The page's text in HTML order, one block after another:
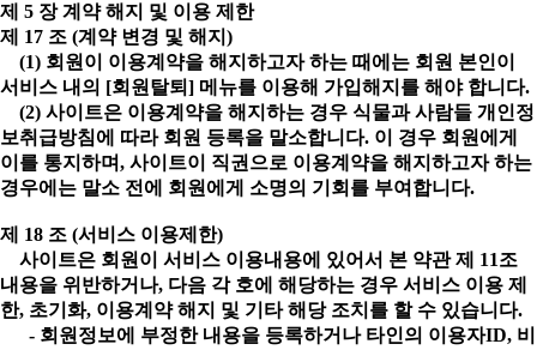
제 5 장 계약 해지 및 이용 제한
제 17 조 (계약 변경 및 해지)
(1) 회원이 이용계약을 해지하고자 하는 때에는 회원 본인이
서비스 내의 [회원탈퇴] 메뉴를 이용해 가입해지를 해야 합니다.
(2) 사이트은 이용계약을 해지하는 경우 식물과 사람들 개인정
보취급방침에 따라 회원 등록을 말소합니다. 이 경우 회원에게
이를 통지하며, 사이트이 직권으로 이용계약을 해지하고자 하는
경우에는 말소 전에 회원에게 소명의 기회를 부여합니다.
제 18 조 (서비스 이용제한)
사이트은 회원이 서비스 이용내용에 있어서 본 약관 제 11조
내용을 위반하거나, 다음 각 호에 해당하는 경우 서비스 이용 제
한, 초기화, 이용계약 해지 및 기타 해당 조치를 할 수 있습니다.
- 회원정보에 부정한 내용을 등록하거나 타인의 이용자ID, 비